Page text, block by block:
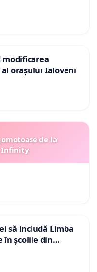
orașului Ialoveni
de la
Infinity
să includă Limba
în școlile din